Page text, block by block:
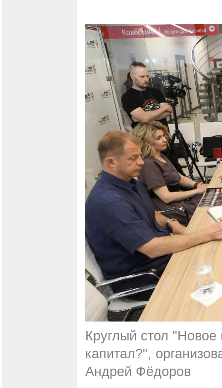
Круглый стол
капитал?",
Андрей Фёдоров